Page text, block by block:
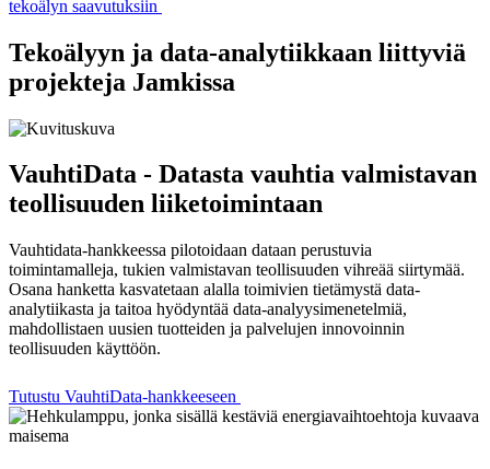
tekoälyn saavutuksiin
Tekoälyyn ja data-analytiikkaan liittyviä
projekteja Jamkissa
VauhtiData - Datasta vauhtia valmistavan
teollisuuden liiketoimintaan
Vauhtidata-hankkeessa pilotoidaan dataan perustuvia
toimintamalleja, tukien valmistavan teollisuuden vihreää siirtymää.
Osana hanketta kasvatetaan alalla toimivien tietämystä data-
analytiikasta ja taitoa hyödyntää data-analyysimenetelmiä,
mahdollistaen uusien tuotteiden ja palvelujen innovoinnin
teollisuuden käyttöön.
Tutustu VauhtiData-hankkeeseen